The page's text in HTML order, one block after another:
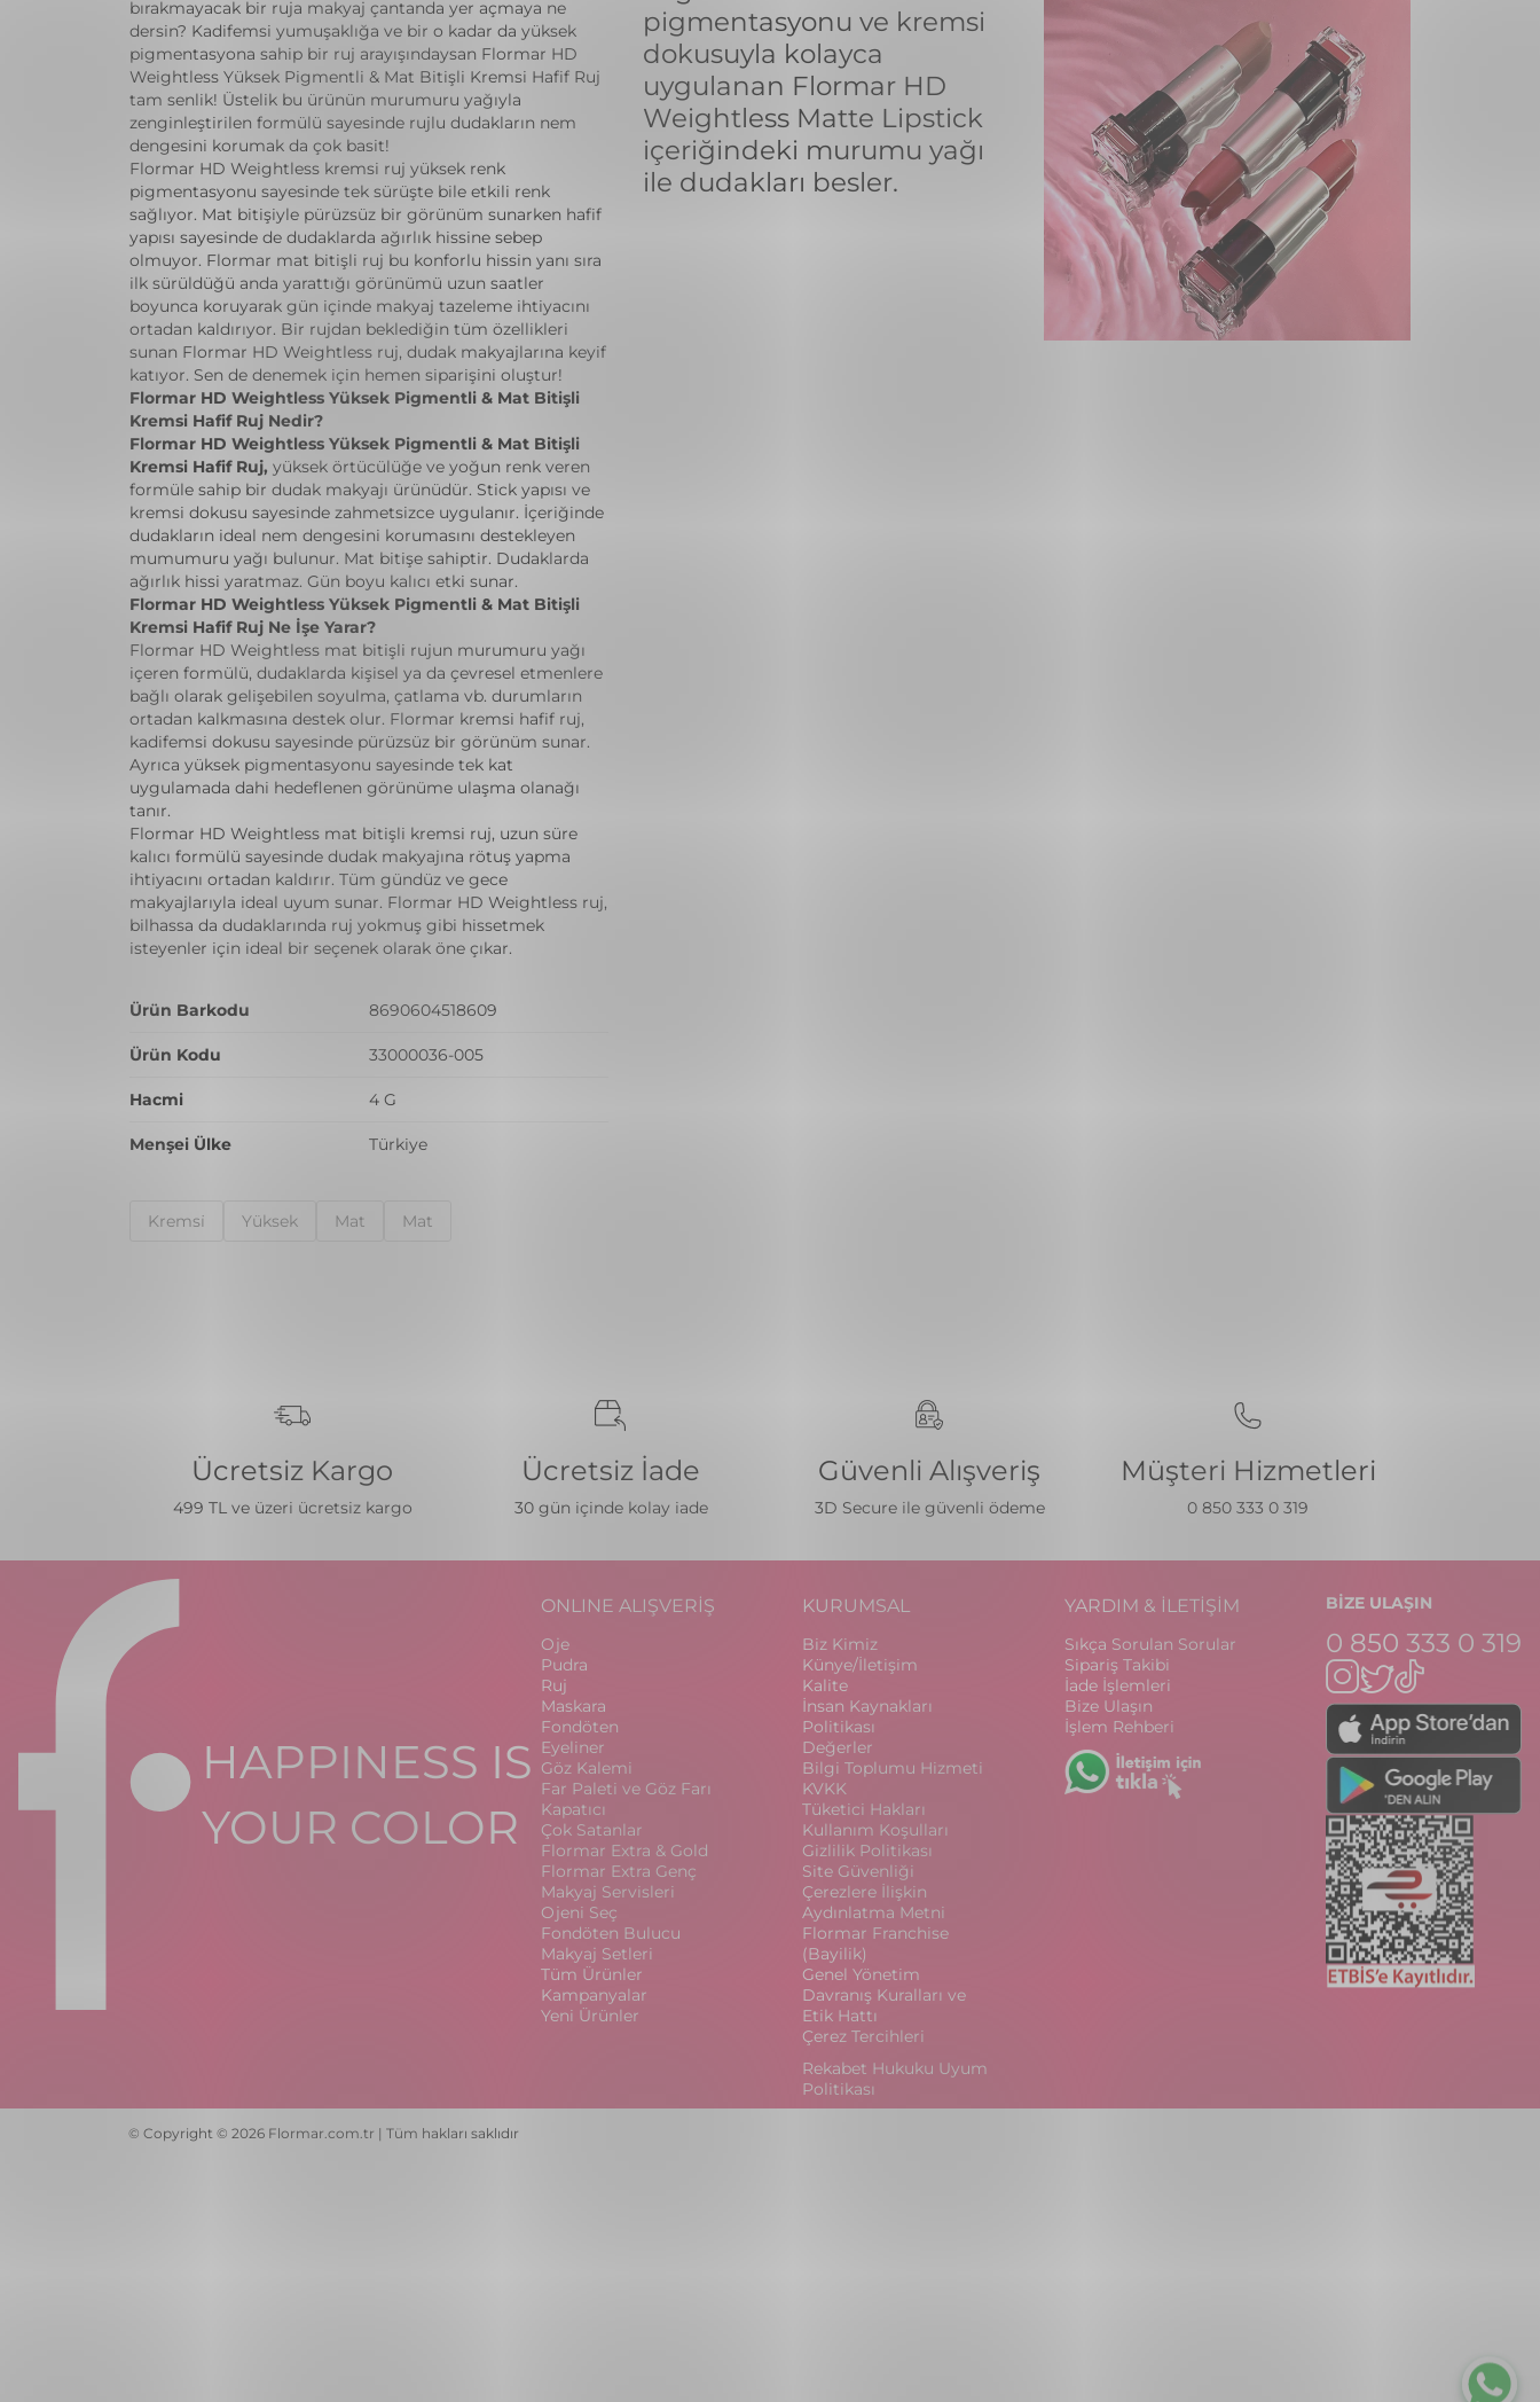
bırakmayacak bir ruja makyaj çantanda yer açmaya ne
dersin? Kadifemsi yumuşaklığa ve bir o kadar da yüksek
pigmentasyona sahip bir ruj arayışındaysan Flormar HD
Weightless Yüksek Pigmentli & Mat Bitişli Kremsi Hafif Ruj
tam senlik! Üstelik bu ürünün murumuru yağıyla
zenginleştirilen formülü sayesinde rujlu dudakların nem
dengesini korumak da çok basit!
Flormar HD Weightless kremsi ruj yüksek renk
pigmentasyonu sayesinde tek sürüşte bile etkili renk
sağlıyor. Mat bitişiyle pürüzsüz bir görünüm sunarken hafif
yapısı sayesinde de dudaklarda ağırlık hissine sebep
olmuyor. Flormar mat bitişli ruj bu konforlu hissin yanı sıra
ilk sürüldüğü anda yarattığı görünümü uzun saatler
boyunca koruyarak gün içinde makyaj tazeleme ihtiyacını
ortadan kaldırıyor. Bir rujdan beklediğin tüm özellikleri
sunan Flormar HD Weightless ruj, dudak makyajlarına keyif
katıyor. Sen de denemek için hemen siparişini oluştur!
Flormar HD Weightless Yüksek Pigmentli & Mat Bitişli
Kremsi Hafif Ruj Nedir?
Flormar HD Weightless Yüksek Pigmentli & Mat Bitişli
Kremsi Hafif Ruj, yüksek örtücülüğe ve yoğun renk veren
formüle sahip bir dudak makyajı ürünüdür. Stick yapısı ve
kremsi dokusu sayesinde zahmetsizce uygulanır. İçeriğinde
dudakların ideal nem dengesini korumasını destekleyen
mumumuru yağı bulunur. Mat bitişe sahiptir. Dudaklarda
ağırlık hissi yaratmaz. Gün boyu kalıcı etki sunar.
Flormar HD Weightless Yüksek Pigmentli & Mat Bitişli
Kremsi Hafif Ruj Ne İşe Yarar?
Flormar HD Weightless mat bitişli rujun murumuru yağı
içeren formülü, dudaklarda kişisel ya da çevresel etmenlere
bağlı olarak gelişebilen soyulma, çatlama vb. durumların
ortadan kalkmasına destek olur. Flormar kremsi hafif ruj,
kadifemsi dokusu sayesinde pürüzsüz bir görünüm sunar.
Ayrıca yüksek pigmentasyonu sayesinde tek kat
uygulamada dahi hedeflenen görünüme ulaşma olanağı
tanır.
Flormar HD Weightless mat bitişli kremsi ruj, uzun süre
kalıcı formülü sayesinde dudak makyajına rötuş yapma
ihtiyacını ortadan kaldırır. Tüm gündüz ve gece
makyajlarıyla ideal uyum sunar. Flormar HD Weightless ruj,
bilhassa da dudaklarında ruj yokmuş gibi hissetmek
isteyenler için ideal bir seçenek olarak öne çıkar.
Ürün Barkodu 8690604518609
Ürün Kodu 33000036-005
Hacmi 4 G
Menşei Ülke Türkiye
Kremsi̇ Yüksek Mat Mat
pigmentasyonu ve kremsi
dokusuyla kolayca
uygulanan Flormar HD
Weightless Matte Lipstick
içeriğindeki murumu yağı
ile dudakları besler.
Ücretsiz Kargo
499 TL ve üzeri ücretsiz kargo
Ücretsiz İade
30 gün içinde kolay iade
Güvenli Alışveriş
3D Secure ile güvenli ödeme
Müşteri Hizmetleri
0 850 333 0 319
HAPPINESS IS
YOUR COLOR
ONLINE ALIŞVERİŞ
Oje
Pudra
Ruj
Maskara
Fondöten
Eyeliner
Göz Kalemi
Far Paleti ve Göz Farı
Kapatıcı
Çok Satanlar
Flormar Extra & Gold
Flormar Extra Genç
Makyaj Servisleri
Ojeni Seç
Fondöten Bulucu
Makyaj Setleri
Tüm Ürünler
Kampanyalar
Yeni Ürünler
KURUMSAL
Biz Kimiz
Künye/İletişim
Kalite
İnsan Kaynakları
Politikası
Değerler
Bilgi Toplumu Hizmeti
KVKK
Tüketici Hakları
Kullanım Koşulları
Gizlilik Politikası
Site Güvenliği
Çerezlere İlişkin
Aydınlatma Metni
Flormar Franchise
(Bayilik)
Genel Yönetim
Davranış Kuralları ve
Etik Hattı
Çerez Tercihleri
Rekabet Hukuku Uyum
Politikası
YARDIM & İLETİŞİM
Sıkça Sorulan Sorular
Sipariş Takibi
İade İşlemleri
Bize Ulaşın
İşlem Rehberi
BİZE ULAŞIN
0 850 333 0 319
© Copyright © 2026 Flormar.com.tr | Tüm hakları saklıdır